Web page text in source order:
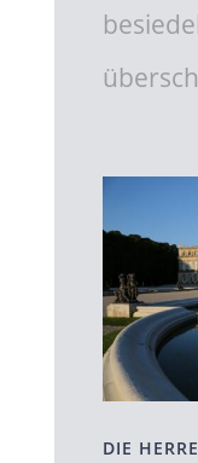
DIE